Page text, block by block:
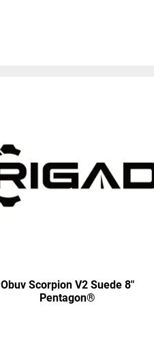
Obuv Scorpion V2 Suede 8"
Pentagon®